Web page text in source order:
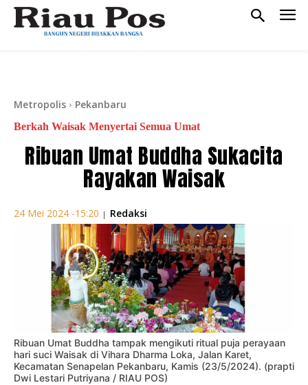
Metropolis Pekanbaru
Berkah Waisak Menyertai Semua Umat
Ribuan Umat Buddha Sukacita
Rayakan Waisak
24 Mei 2024 -15:20 | Redaksi
Ribuan Umat Buddha tampak mengikuti ritual puja perayaan
hari suci Waisak di Vihara Dharma Loka, Jalan Karet,
Kecamatan Senapelan Pekanbaru, Kamis (23/5/2024). (prapti
Dwi Lestari Putriyana / RIAU POS)